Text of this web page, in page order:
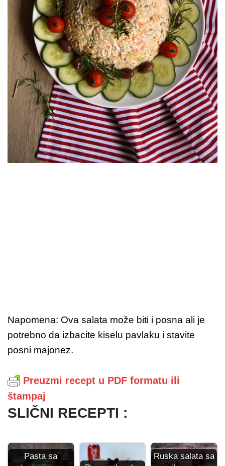
Napomena: Ova salata može biti i posna ali je
potrebno da izbacite kiselu pavlaku i stavite
posni majonez.
Preuzmi recept u PDF formatu ili
štampaj
SLIČNI RECEPTI :
Pasta sa
Ruska salata sa